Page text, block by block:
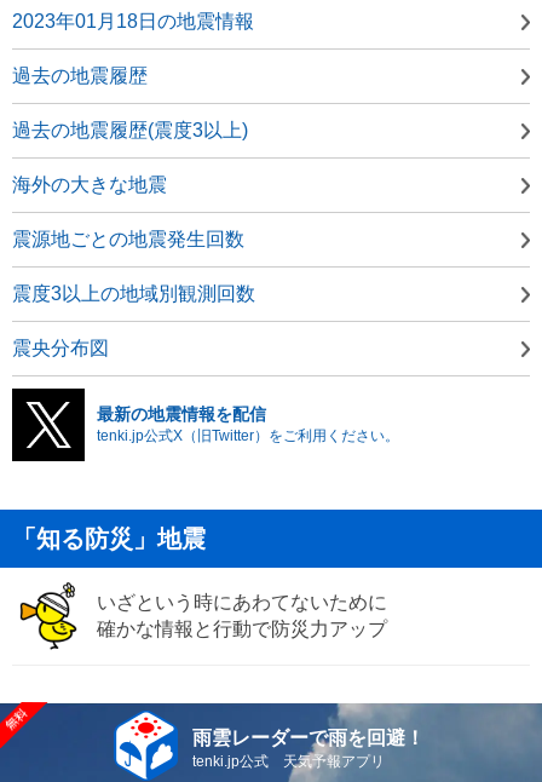
2023年01月18日の地震情報
過去の地震履歴
過去の地震履歴(震度3以上)
海外の大きな地震
震源地ごとの地震発生回数
震度3以上の地域別観測回数
震央分布図
最新の地震情報を配信
tenki.jp公式X（旧Twitter）をご利用ください。
「知る防災」地震
いざという時にあわてないために
確かな情報と行動で防災力アップ
雨雲レーダーで雨を回避！
tenki.jp公式 天気予報アプリ